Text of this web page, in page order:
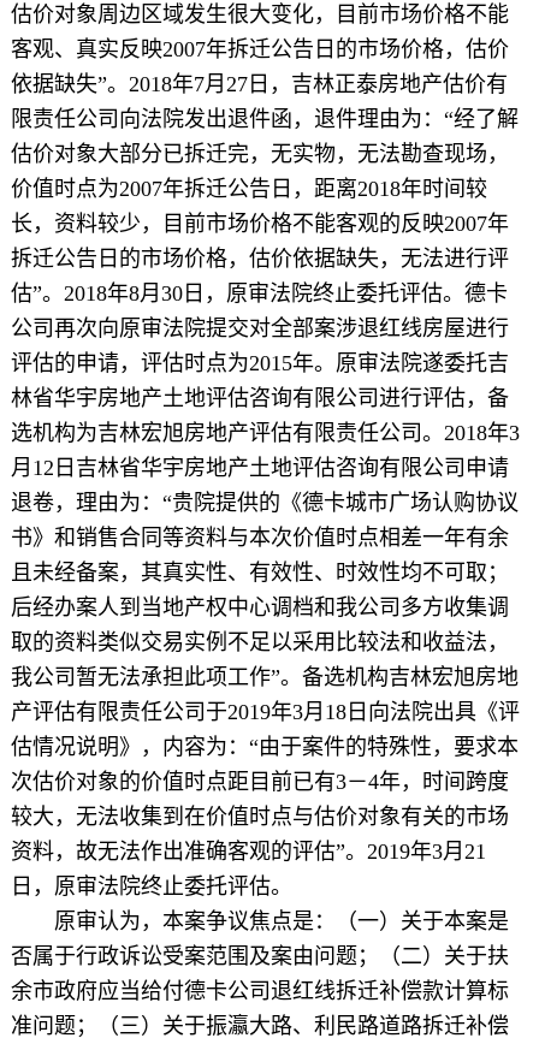
估价对象周边区域发生很大变化，目前市场价格不能
客观、真实反映2007年拆迁公告日的市场价格，估价
依据缺失”。2018年7月27日，吉林正泰房地产估价有
限责任公司向法院发出退件函，退件理由为：“经了解
估价对象大部分已拆迁完，无实物，无法勘查现场，
价值时点为2007年拆迁公告日，距离2018年时间较
长，资料较少，目前市场价格不能客观的反映2007年
拆迁公告日的市场价格，估价依据缺失，无法进行评
估”。2018年8月30日，原审法院终止委托评估。德卡
公司再次向原审法院提交对全部案涉退红线房屋进行
评估的申请，评估时点为2015年。原审法院遂委托吉
林省华宇房地产土地评估咨询有限公司进行评估，备
选机构为吉林宏旭房地产评估有限责任公司。2018年3
月12日吉林省华宇房地产土地评估咨询有限公司申请
退卷，理由为：“贵院提供的《德卡城市广场认购协议
书》和销售合同等资料与本次价值时点相差一年有余
且未经备案，其真实性、有效性、时效性均不可取；
后经办案人到当地产权中心调档和我公司多方收集调
取的资料类似交易实例不足以采用比较法和收益法，
我公司暂无法承担此项工作”。备选机构吉林宏旭房地
产评估有限责任公司于2019年3月18日向法院出具《评
估情况说明》，内容为：“由于案件的特殊性，要求本
次估价对象的价值时点距目前已有3－4年，时间跨度
较大，无法收集到在价值时点与估价对象有关的市场
资料，故无法作出准确客观的评估”。2019年3月21
日，原审法院终止委托评估。
原审认为，本案争议焦点是：（一）关于本案是
否属于行政诉讼受案范围及案由问题；（二）关于扶
余市政府应当给付德卡公司退红线拆迁补偿款计算标
准问题；（三）关于振瀛大路、利民路道路拆迁补偿